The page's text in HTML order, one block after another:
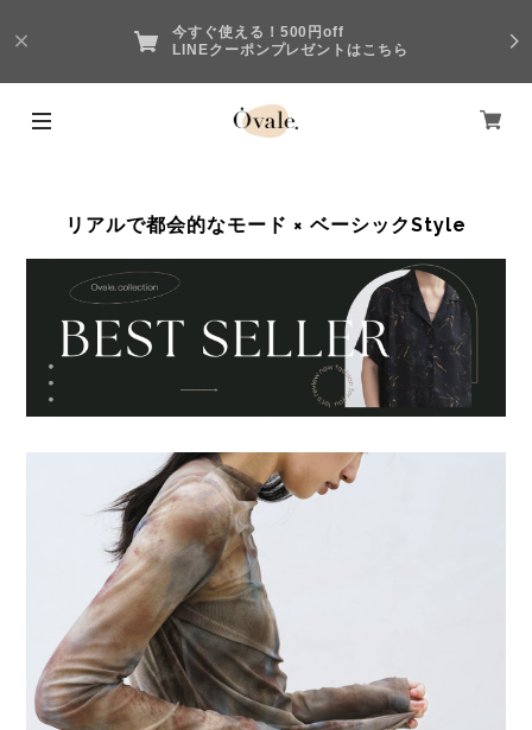
今すぐ使える！500円off
LINEクーポンプレゼントはこちら
リアルで都会的なモード × ベーシックStyle